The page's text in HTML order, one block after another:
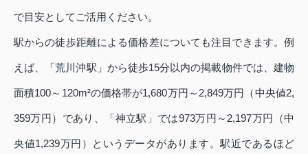
で目安としてご活用ください。
駅からの徒歩距離による価格差についても注目できます。例
えば、「荒川沖駅」から徒歩15分以内の掲載物件では、建物
面積100～120m²の価格帯が1,680万円～2,849万円（中央値2,
359万円）であり、「神立駅」では973万円～2,197万円（中
央値1,239万円）というデータがあります。駅近であるほど